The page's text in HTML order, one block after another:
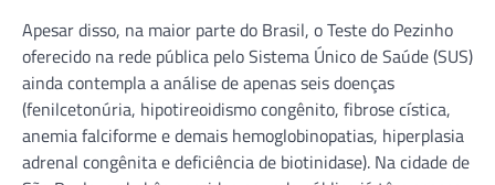
Apesar disso, na maior parte do Brasil, o Teste do Pezinho
oferecido na rede pública pelo Sistema Único de Saúde (SUS)
ainda contempla a análise de apenas seis doenças
(fenilcetonúria, hipotireoidismo congênito, fibrose cística,
anemia falciforme e demais hemoglobinopatias, hiperplasia
adrenal congênita e deficiência de biotinidase). Na cidade de